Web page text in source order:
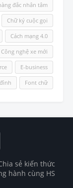
đắc nhân tâm
Chữ ký cuộc gọi
Cách mạng 4.0
Công nghệ xe mới
E-business
Font chữ
sẻ kiến thức
hành cùng HS